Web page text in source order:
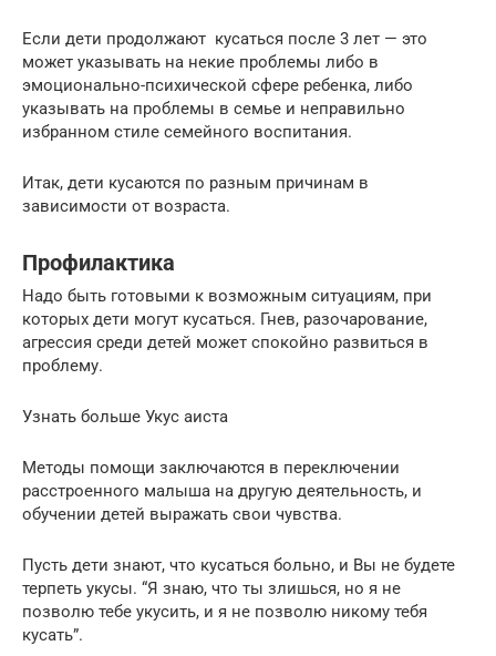
Если дети продолжают кусаться после 3 лет — это
может указывать на некие проблемы либо в
эмоционально-психической сфере ребенка, либо
указывать на проблемы в семье и неправильно
избранном стиле семейного воспитания.
Итак, дети кусаются по разным причинам в
зависимости от возраста.
Профилактика
Надо быть готовыми к возможным ситуациям, при
которых дети могут кусаться. Гнев, разочарование,
агрессия среди детей может спокойно развиться в
проблему.
Узнать больше Укус аиста
Методы помощи заключаются в переключении
расстроенного малыша на другую деятельность, и
обучении детей выражать свои чувства.
Пусть дети знают, что кусаться больно, и Вы не будете
терпеть укусы. “Я знаю, что ты злишься, но я не
позволю тебе укусить, и я не позволю никому тебя
кусать”.